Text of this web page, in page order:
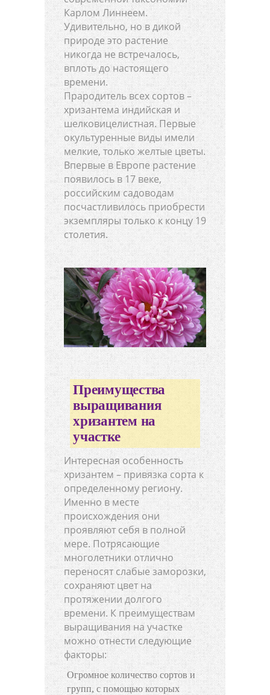
Карлом Линнеем.
Удивительно, но в дикой
природе это растение
никогда не встречалось,
вплоть до настоящего
времени.
Прародитель всех сортов –
хризантема индийская и
шелковицелистная. Первые
окультуренные виды имели
мелкие, только желтые цветы.
Впервые в Европе растение
появилось в 17 веке,
российским садоводам
посчастливилось приобрести
экземпляры только к концу 19
столетия.
Преимущества
выращивания
хризантем на
участке
Интересная особенность
хризантем – привязка сорта к
определенному региону.
Именно в месте
происхождения они
проявляют себя в полной
мере. Потрясающие
многолетники отлично
переносят слабые заморозки,
сохраняют цвет на
протяжении долгого
времени. К преимуществам
выращивания на участке
можно отнести следующие
факторы:
Огромное количество сортов и
групп, с помощью которых